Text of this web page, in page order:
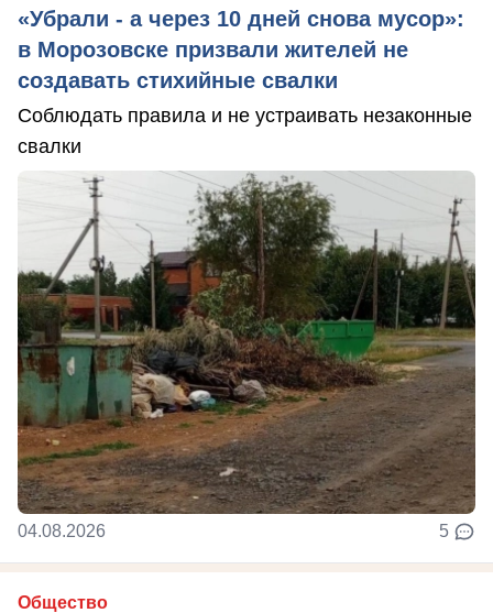
«Убрали - а через 10 дней снова мусор»:
в Морозовске призвали жителей не
создавать стихийные свалки
Соблюдать правила и не устраивать незаконные
свалки
04.08.2026 5
Общество